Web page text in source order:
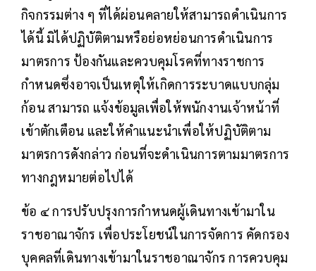
กิจกรรมต่าง ๆ ที่ได้ผ่อนคลายให้สามารถดำเนินการ
ได้นี้ มิได้ปฏิบัติตามหรือย่อหย่อนการดำเนินการ
มาตรการ ป้องกันและควบคุมโรคที่ทางราชการ
กำหนดซึ่งอาจเป็นเหตุให้เกิดการระบาดแบบกลุ่ม
ก้อน สามารถ แจ้งข้อมูลเพื่อให้พนักงานเจ้าหน้าที่
เข้าตักเตือน และให้คำแนะนำเพื่อให้ปฏิบัติตาม
มาตรการดังกล่าว ก่อนที่จะดำเนินการตามมาตรการ
ทางกฎหมายต่อไปได้
ข้อ ๔ การปรับปรุงการกำหนดผู้เดินทางเข้ามาใน
ราชอาณาจักร เพื่อประโยชน์ในการจัดการ คัดกรอง
บุคคลที่เดินทางเข้ามาในราชอาณาจักร การควบคุม